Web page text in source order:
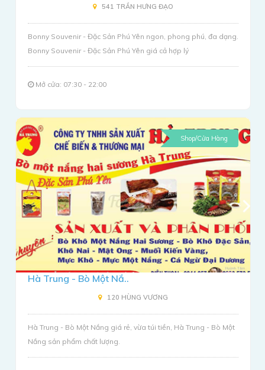
541 TRẦN HƯNG ĐẠO
Bonny Souvenir - Đặc Sản Phú Yên ngon, phong phú, đa dạng.
Bonny Souvenir - Đặc Sản Phú Yên giá cả hợp lý
Mở cửa: 07:30 - 22:00
Shop/Cửa Hàng
Hà Trung - Bò Một Nắ..
120 HÙNG VƯƠNG
Hà Trung - Bò Một Nắng giá rẻ, vừa túi tiền, Hà Trung - Bò Một
Nắng sản phẩm chất lượng.